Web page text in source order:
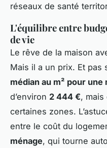
réseaux de santé
L'équilibre entre
de vie
Le rêve de la maison
Mais il a un prix. Et pas
médian au m² pour une
d’environ 2 444 €, mais
certaines zones.
entre le coût du
ménage, qui tourne